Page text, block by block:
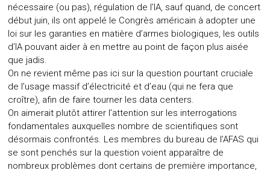
nécessaire (ou pas), régulation de l’IA, sauf quand, de concert
début juin, ils ont appelé le Congrès américain à adopter une
loi sur les garanties en matière d’armes biologiques, les outils
d’IA pouvant aider à en mettre au point de façon plus aisée
que jadis.
On ne revient même pas ici sur la question pourtant cruciale
de l’usage massif d’électricité et d’eau (qui ne fera que
croître), afin de faire tourner les data centers.
On aimerait plutôt attirer l’attention sur les interrogations
fondamentales auxquelles nombre de scientifiques sont
désormais confrontés. Les membres du bureau de l’AFAS qui
se sont penchés sur la question voient apparaître de
nombreux problèmes dont certains de première importance,